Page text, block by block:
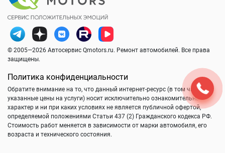
© 2005—2026 Автосервис Qmotors.ru. Ремонт автомобилей. Все права
защищены.
Политика конфиденциальности
Обратите внимание на то, что данный интернет-ресурс (в том числе
указанные цены на услуги) носит исключительно ознакомительный
характер и ни при каких условиях не является публичной офертой,
определяемой положениями Статьи 437 (2) Гражданского кодекса РФ.
Стоимость работ меняется в зависимости от марки автомобиля, его
возраста и технического состояния.